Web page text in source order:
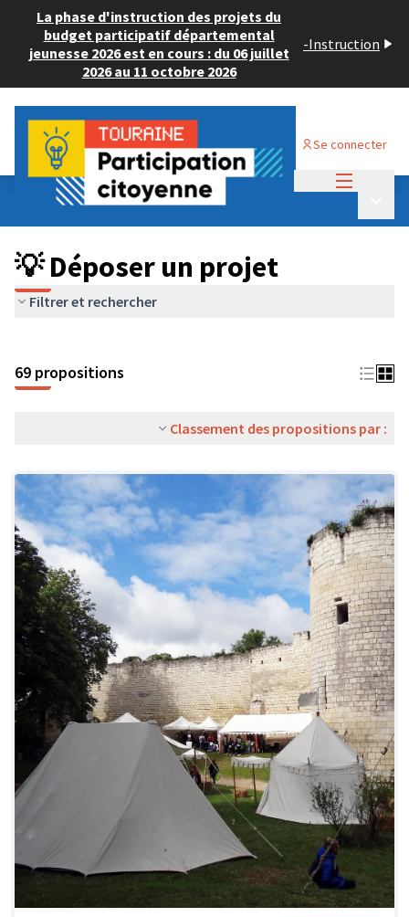
La phase d'instruction des projets du
budget participatif départemental
jeunesse 2026 est en cours : du 06 juillet
2026 au 11 octobre 2026
-Instruction
Se connecter
Budget Participatif ADULTE 2024
💡 Déposer un projet
💡 Déposer un projet
Filtrer et rechercher
69 propositions
Classement des propositions par :